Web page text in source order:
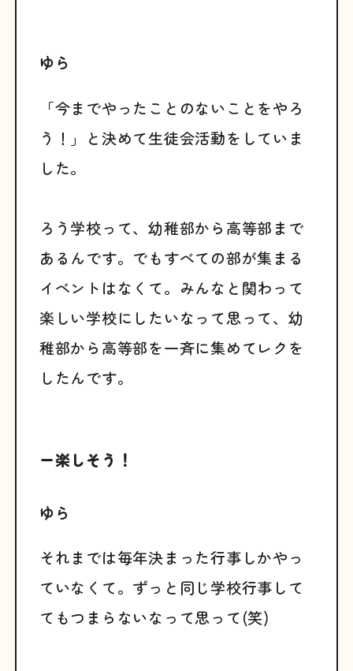
ゆら
「今までやったことのないことをやろ
う！」と決めて生徒会活動をしていま
した。
ろう学校って、幼稚部から高等部まで
あるんです。でもすべての部が集まる
イベントはなくて。みんなと関わって
楽しい学校にしたいなって思って、幼
稚部から高等部を一斉に集めてレクを
したんです。
ー楽しそう！
ゆら
それまでは毎年決まった行事しかやっ
ていなくて。ずっと同じ学校行事して
てもつまらないなって思って(笑)